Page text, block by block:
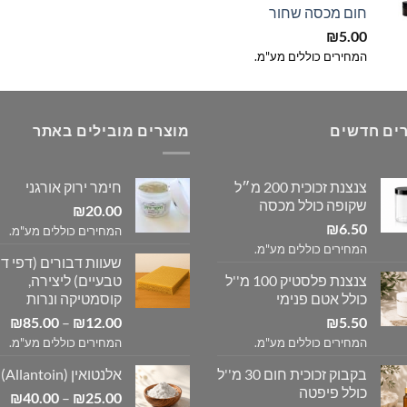
חום מכסה שחור
₪5.00
המחירים כוללים מע"מ.
חדשים
צנצנת זכוכית 200 מ״ל
שקופה כולל מכסה
₪6.50
המחירים כוללים מע"מ.
צנצנת פלסטיק 100 מ''ל
כולל אטם פנימי
₪5.50
המחירים כוללים מע"מ.
בקבוק זכוכית חום 30 מ''ל
כולל פיפטה
מוצרים מובילים באתר
חימר ירוק אורגני
₪20.00
המחירים כוללים מע"מ.
שעוות דבורים (דפי
טבעיים) ליצירה,
קוסמטיקה ונרות
₪12.00
–
₪85.00
עד
המחירים כוללים מע"מ.
אלנטואין (Allantoin)
₪25.00
–
₪40.00